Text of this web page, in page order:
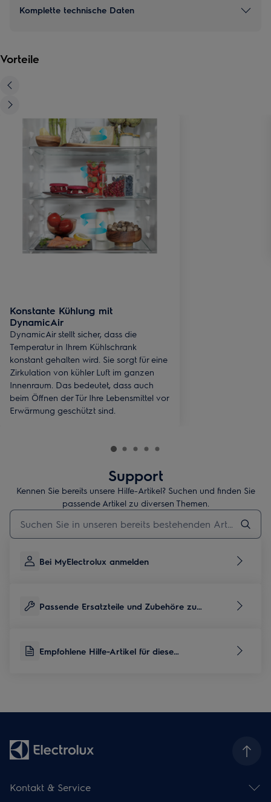
Komplette technische Daten
Vorteile
Konstante Kühlung mit
DynamicAir
DynamicAir stellt sicher, dass die
Temperatur in Ihrem Kühlschrank
konstant gehalten wird. Sie sorgt für eine
Zirkulation von kühler Luft im ganzen
Innenraum. Das bedeutet, dass auch
beim Öffnen der Tür Ihre Lebensmittel vor
Erwärmung geschützt sind.
Support
Kennen Sie bereits unsere Hilfe-Artikel? Suchen und finden Sie
passende Artikel zu diversen Themen.
Geben Sie den Suchbegriff für Support-Artikel ein
Bei MyElectrolux anmelden
Passende Ersatzteile und Zubehöre zu
Empfohlene Hilfe-Artikel für diese
Kontakt & Service